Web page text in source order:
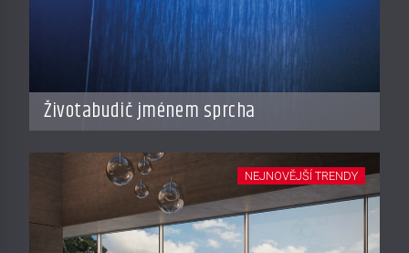
Životabudič jménem sprcha
NEJNOVĚJŠÍ TRENDY